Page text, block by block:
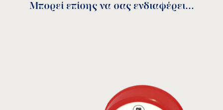
C D
Μπορεί επίσης να σας ενδιαφέρει...